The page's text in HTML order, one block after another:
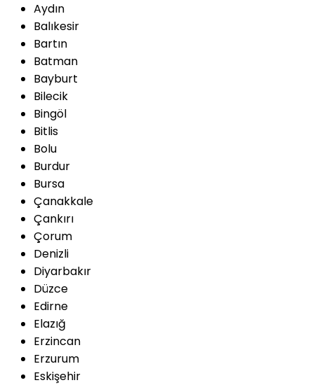
Aydın
Balıkesir
Bartın
Batman
Bayburt
Bilecik
Bingöl
Bitlis
Bolu
Burdur
Bursa
Çanakkale
Çankırı
Çorum
Denizli
Diyarbakır
Düzce
Edirne
Elazığ
Erzincan
Erzurum
Eskişehir